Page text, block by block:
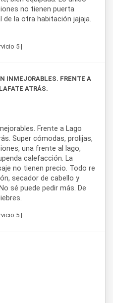
no tienen puerta
la otra habitación jajaja.
5 |
INMEJORABLES. FRENTE A
ATRÁS.
Frente a Lago
Super cómodas, prolijas,
una frente al lago,
calefacción. La
no tienen precio. Todo re
secador de cabello y
sé puede pedir más. De
5 |